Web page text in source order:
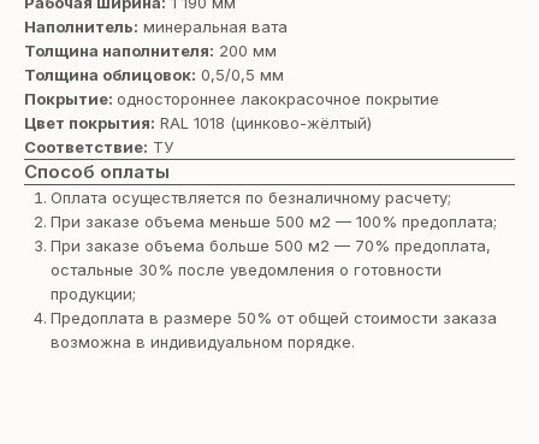
Наполнитель: минеральная вата
Толщина наполнителя: 200 мм
Толщина облицовок: 0,5/0,5 мм
Покрытие: одностороннее лакокрасочное покрытие
Цвет покрытия: RAL 1018 (цинково-жёлтый)
Соответствие: ТУ
Способ оплаты
Оплата осуществляется по безналичному расчету;
При заказе объема меньше 500 м2 — 100% предоплата;
При заказе объема больше 500 м2 — 70% предоплата,
остальные 30% после уведомления о готовности
продукции;
Предоплата в размере 50% от общей стоимости заказа
возможна в индивидуальном порядке.